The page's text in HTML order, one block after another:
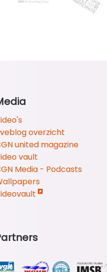
overzicht
united magazine
vault
Media - Podcasts